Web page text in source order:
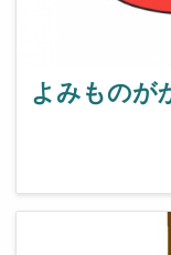
よみものが